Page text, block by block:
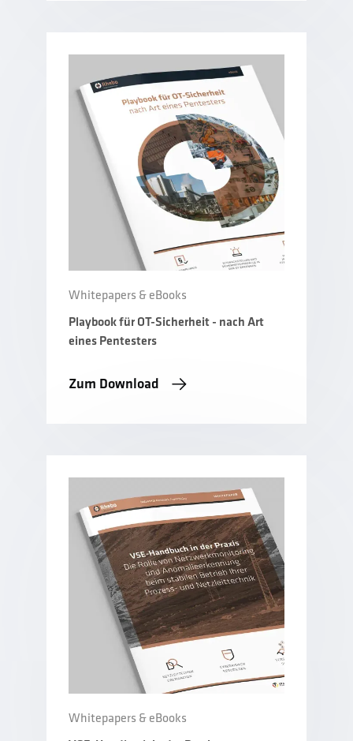
Whitepapers & eBooks
Playbook für OT-Sicherheit - nach Art
eines Pentesters
Zum Download
Whitepapers & eBooks